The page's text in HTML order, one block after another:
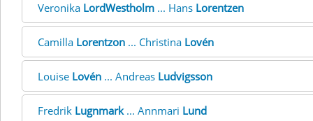
Veronika LordWestholm ... Hans Lorentzen
Camilla Lorentzon ... Christina Lovén
Louise Lovén ... Andreas Ludvigsson
Fredrik Lugnmark... Annmari Lund